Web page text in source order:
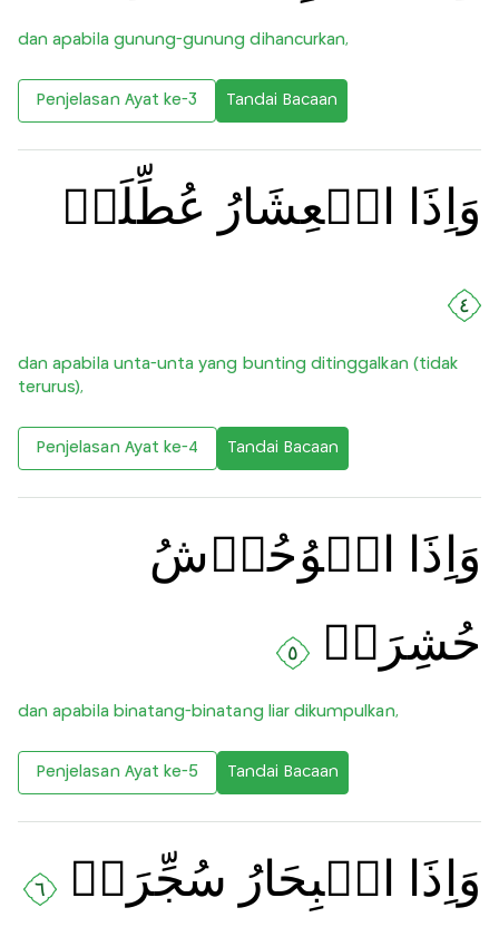
dan apabila gunung-gunung dihancurkan,
Penjelasan Ayat ke-3 Tandai Bacaan
وَاِذَا الۡعِشَارُ عُطِّلَتۡ
٤
dan apabila unta-unta yang bunting ditinggalkan (tidak
terurus),
Penjelasan Ayat ke-4 Tandai Bacaan
وَاِذَا الۡوُحُوۡشُ
حُشِرَتۡ
٥
dan apabila binatang-binatang liar dikumpulkan,
Penjelasan Ayat ke-5 Tandai Bacaan
وَاِذَا الۡبِحَارُ سُجِّرَتۡ ٦